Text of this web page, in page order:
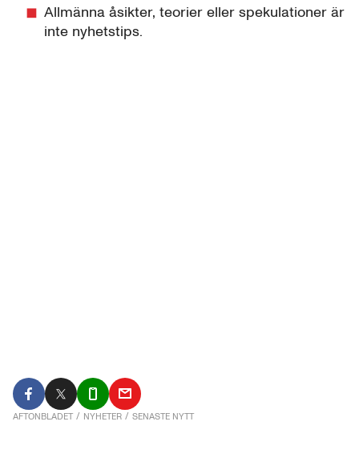
Allmänna åsikter, teorier eller spekulationer är
inte nyhetstips.
AFTONBLADET / NYHETER / SENASTE NYTT